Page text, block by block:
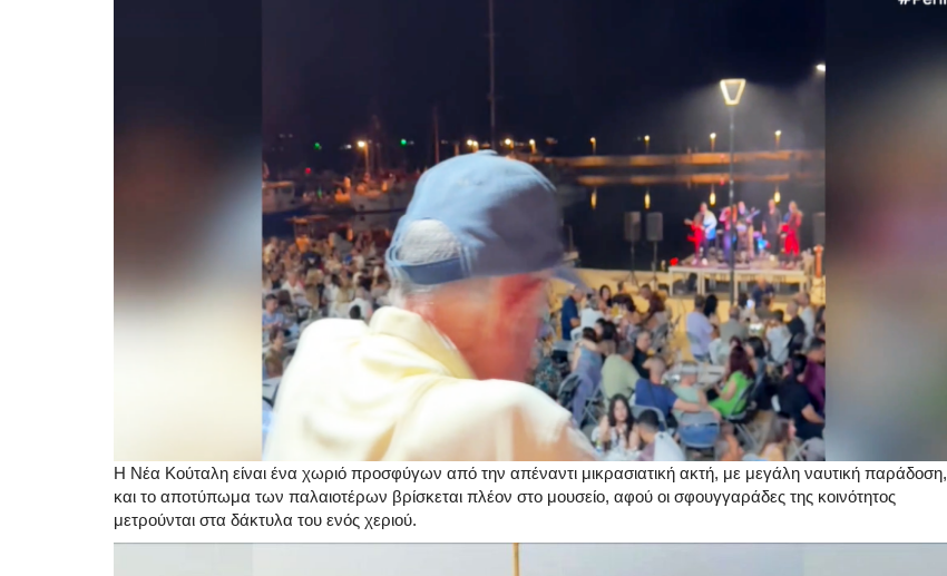
Η Νέα Κούταλη είναι ένα χωριό προσφύγων από την απέναντι μικρασιατική ακτή, με μεγάλη ναυτική παράδοση,
και το αποτύπωμα των παλαιοτέρων βρίσκεται πλέον στο μουσείο, αφού οι σφουγγαράδες της κοινότητος
μετρούνται στα δάκτυλα του ενός χεριού.